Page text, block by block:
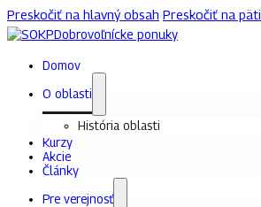
Preskočiť na hlavný obsah Preskočiť na
Dobrovoľnícke ponuky
Domov
O oblasti
História oblasti
Kurzy
Akcie
Články
Pre verejnosť